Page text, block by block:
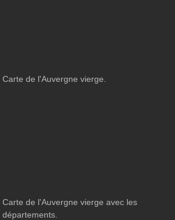
Carte de l'Auvergne vierge.
Carte de l'Auvergne vierge avec les
départements.